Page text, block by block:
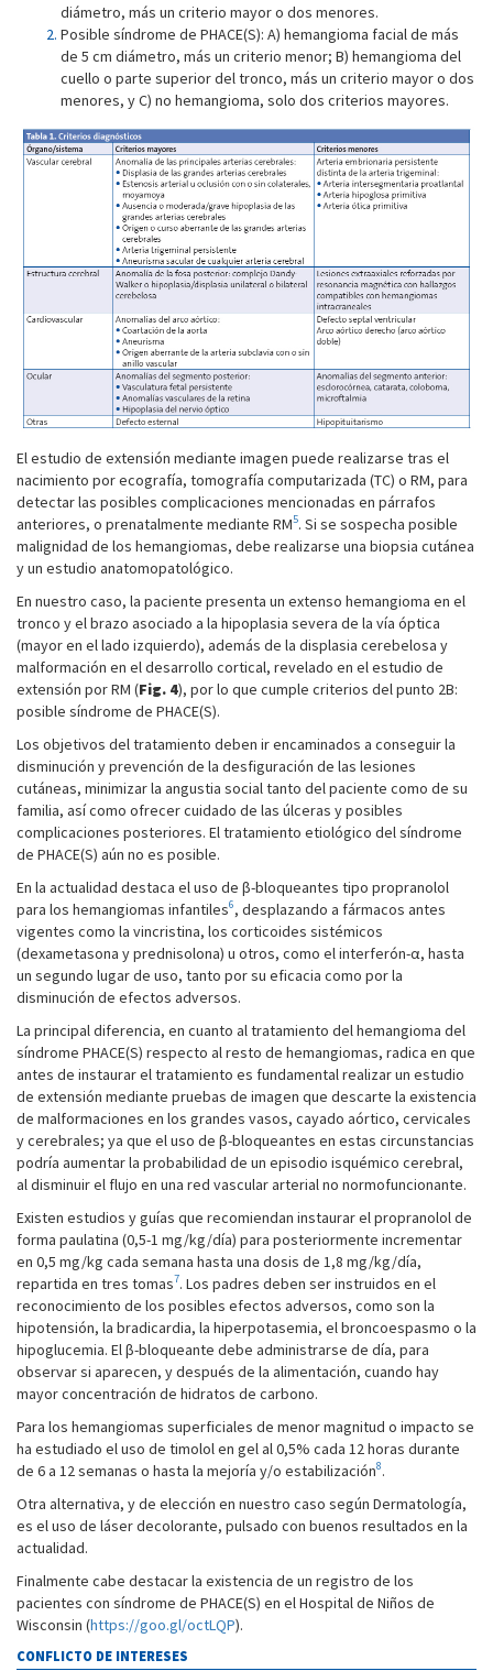
diámetro, más un criterio mayor o dos menores.
Posible síndrome de PHACE(S): A) hemangioma facial de más
de 5 cm diámetro, más un criterio menor; B) hemangioma del
cuello o parte superior del tronco, más un criterio mayor o dos
menores, y C) no hemangioma, solo dos criterios mayores.
El estudio de extensión mediante imagen puede realizarse tras el
nacimiento por ecografía, tomografía computarizada (TC) o RM, para
detectar las posibles complicaciones mencionadas en párrafos
anteriores, o prenatalmente mediante RM5. Si se sospecha posible
malignidad de los hemangiomas, debe realizarse una biopsia cutánea
y un estudio anatomopatológico.
En nuestro caso, la paciente presenta un extenso hemangioma en el
tronco y el brazo asociado a la hipoplasia severa de la vía óptica
(mayor en el lado izquierdo), además de la displasia cerebelosa y
malformación en el desarrollo cortical, revelado en el estudio de
extensión por RM (Fig. 4), por lo que cumple criterios del punto 2B:
posible síndrome de PHACE(S).
Los objetivos del tratamiento deben ir encaminados a conseguir la
disminución y prevención de la desfiguración de las lesiones
cutáneas, minimizar la angustia social tanto del paciente como de su
familia, así como ofrecer cuidado de las úlceras y posibles
complicaciones posteriores. El tratamiento etiológico del síndrome
de PHACE(S) aún no es posible.
En la actualidad destaca el uso de β-bloqueantes tipo propranolol
para los hemangiomas infantiles6, desplazando a fármacos antes
vigentes como la vincristina, los corticoides sistémicos
(dexametasona y prednisolona) u otros, como el interferón-α, hasta
un segundo lugar de uso, tanto por su eficacia como por la
disminución de efectos adversos.
La principal diferencia, en cuanto al tratamiento del hemangioma del
síndrome PHACE(S) respecto al resto de hemangiomas, radica en que
antes de instaurar el tratamiento es fundamental realizar un estudio
de extensión mediante pruebas de imagen que descarte la existencia
de malformaciones en los grandes vasos, cayado aórtico, cervicales
y cerebrales; ya que el uso de β-bloqueantes en estas circunstancias
podría aumentar la probabilidad de un episodio isquémico cerebral,
al disminuir el flujo en una red vascular arterial no normofuncionante.
Existen estudios y guías que recomiendan instaurar el propranolol de
forma paulatina (0,5-1 mg/kg/día) para posteriormente incrementar
en 0,5 mg/kg cada semana hasta una dosis de 1,8 mg/kg/día,
repartida en tres tomas7. Los padres deben ser instruidos en el
reconocimiento de los posibles efectos adversos, como son la
hipotensión, la bradicardia, la hiperpotasemia, el broncoespasmo o la
hipoglucemia. El β-bloqueante debe administrarse de día, para
observar si aparecen, y después de la alimentación, cuando hay
mayor concentración de hidratos de carbono.
Para los hemangiomas superficiales de menor magnitud o impacto se
ha estudiado el uso de timolol en gel al 0,5% cada 12 horas durante
de 6 a 12 semanas o hasta la mejoría y/o estabilización8.
Otra alternativa, y de elección en nuestro caso según Dermatología,
es el uso de láser decolorante, pulsado con buenos resultados en la
actualidad.
Finalmente cabe destacar la existencia de un registro de los
pacientes con síndrome de PHACE(S) en el Hospital de Niños de
Wisconsin (https://goo.gl/octLQP).
CONFLICTO DE INTERESES